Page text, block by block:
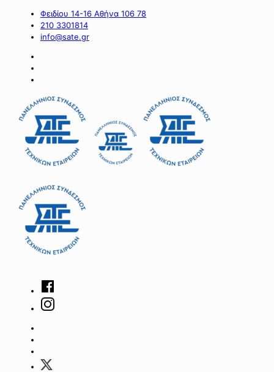
Φειδίου 14-16 Αθήνα 106 78
210 3301814
info@sate.gr